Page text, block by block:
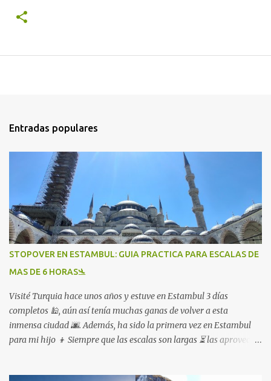
Entradas populares
STOPOVER EN ESTAMBUL: GUIA PRACTICA PARA ESCALAS DE
MAS DE 6 HORAS🛬
Visité Turquia hace unos años y estuve en Estambul 3 días
completos 🕌, aún así tenía muchas ganas de volver a esta
inmensa ciudad 🌆. Además, ha sido la primera vez en Estambul
para mi hijo 👦 Siempre que las escalas son largas ⏳ las aprovecho,